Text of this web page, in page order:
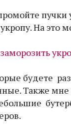
пучки
На это
будете
Также